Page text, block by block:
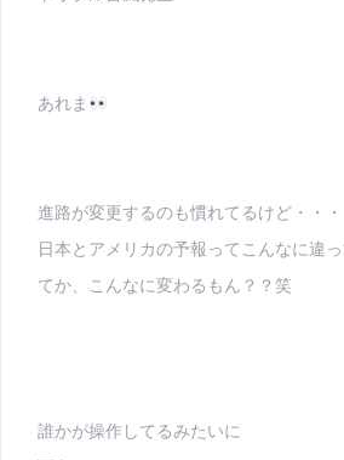
あれま
進路が変更するのも慣れてるけど・・・
日本とアメリカの予報ってこんなに違
てか、こんなに変わるもん？？笑
誰かが操作してるみたいに